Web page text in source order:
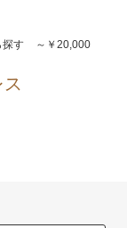
探す ～￥20,000